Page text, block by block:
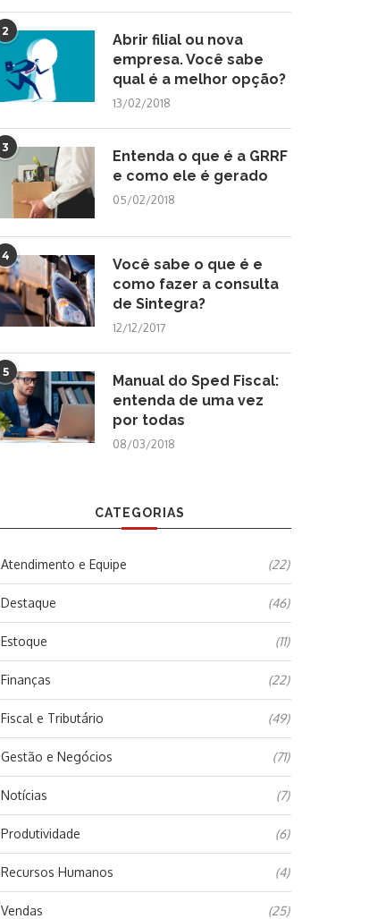
2
Abrir filial ou nova
empresa. Você sabe
qual é a melhor opção?
13/02/2018
3
Entenda o que é a GRRF
e como ele é gerado
05/02/2018
4
Você sabe o que é e
como fazer a consulta
de Sintegra?
12/12/2017
5
Manual do Sped Fiscal:
entenda de uma vez
por todas
08/03/2018
CATEGORIAS
Atendimento e Equipe (22)
Destaque (46)
Estoque (11)
Finanças (22)
Fiscal e Tributário (49)
Gestão e Negócios (71)
Notícias (7)
Produtividade (6)
Recursos Humanos (4)
Vendas (25)